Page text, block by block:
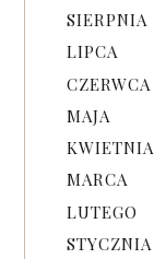
SIERPNIA
LIPCA
CZERWCA
MAJA
KWIETNIA
MARCA
LUTEGO
STYCZNIA